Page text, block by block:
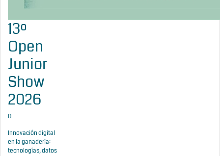
13º
Open
Junior
Show
2026
0
Innovación digital
en la ganadería:
tecnologías, datos